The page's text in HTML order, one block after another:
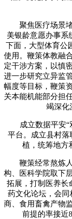
聚焦医疗场景堵
美银龄意愿办事系
下面，大型体育公
使用。鞭策体教融
定干涉方案，以慎
进一步研究立异监
幅度等目标，鞭策
关本能机能部分担
竭深化
成立数据平安“
平台。成立县村
植，统筹地方
鞭策经常熬炼人
构、医科学院取下
拓展，打制医养长
药文化论坛，会
商、食用畜禽产物
前提的率接近